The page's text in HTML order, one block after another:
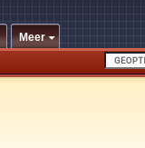
Meer